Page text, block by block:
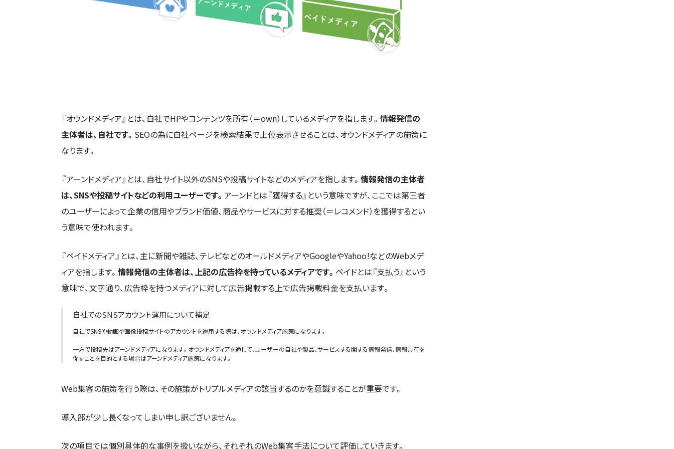
『オウンドメディア』とは、自社でHPやコンテンツを所有（＝own）しているメディアを指します。 情報発信の
主体者は、自社です。 SEOの為に自社ページを検索結果で上位表示させることは、オウンドメディアの施策に
なります。
『アーンドメディア』とは、自社サイト以外のSNSや投稿サイトなどのメディアを指します。 情報発信の主体者
は、SNSや投稿サイトなどの利用ユーザーです。 アーンドとは『獲得する』という意味ですが、ここでは第三者
のユーザーによって企業の信用やブランド価値、商品やサービスに対する推奨（＝レコメンド）を獲得するとい
う意味で使われます。
『ペイドメディア』とは、主に新聞や雑誌、テレビなどのオールドメディアやGoogleやYahoo!などのWebメデ
ィアを指します。 情報発信の主体者は、上記の広告枠を持っているメディアです。 ペイドとは『支払う』という
意味で、文字通り、広告枠を持つメディアに対して広告掲載する上で広告掲載料金を支払います。
自社でのSNSアカウント運用について補足
自社でSNSや動画や画像投稿サイトのアカウントを運用する際は、オウンドメディア施策になります。
一方で投稿先はアーンドメディアになります。オウンドメディアを通して、ユーザーの自社や製品、サービスする関する情報発信、情報共有を
促すことを目的とする場合はアーンドメディア施策になります。
Web集客の施策を行う際は、その施策がトリプルメディアの該当するのかを意識することが重要です。
導入部が少し長くなってしまい申し訳ございません。
次の項目では個別具体的な事例を扱いながら、それぞれのWeb集客手法について評価していきます。